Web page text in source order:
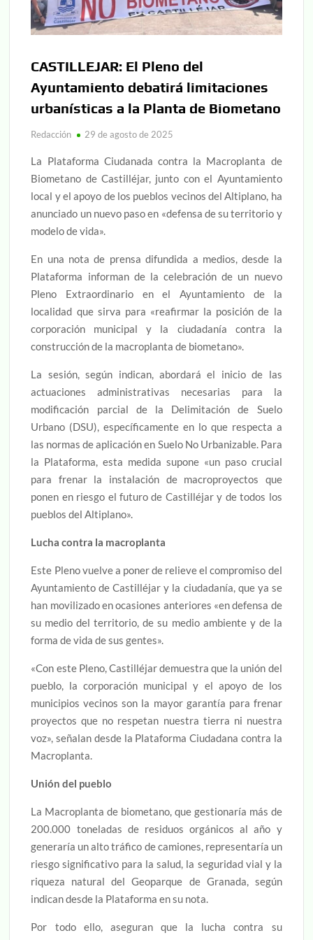
CASTILLEJAR: El Pleno del
Ayuntamiento debatirá limitaciones
urbanísticas a la Planta de Biometano
Redacción 29 de agosto de 2025
La Plataforma Ciudanada contra la Macroplanta de
Biometano de Castilléjar, junto con el Ayuntamiento
local y el apoyo de los pueblos vecinos del Altiplano, ha
anunciado un nuevo paso en «defensa de su territorio y
modelo de vida».
En una nota de prensa difundida a medios, desde la
Plataforma informan de la celebración de un nuevo
Pleno Extraordinario en el Ayuntamiento de la
localidad que sirva para «reafirmar la posición de la
corporación municipal y la ciudadanía contra la
construcción de la macroplanta de biometano».
La sesión, según indican, abordará el inicio de las
actuaciones administrativas necesarias para la
modificación parcial de la Delimitación de Suelo
Urbano (DSU), específicamente en lo que respecta a
las normas de aplicación en Suelo No Urbanizable. Para
la Plataforma, esta medida supone «un paso crucial
para frenar la instalación de macroproyectos que
ponen en riesgo el futuro de Castilléjar y de todos los
pueblos del Altiplano».
Lucha contra la macroplanta
Este Pleno vuelve a poner de relieve el compromiso del
Ayuntamiento de Castilléjar y la ciudadanía, que ya se
han movilizado en ocasiones anteriores «en defensa de
su medio del territorio, de su medio ambiente y de la
forma de vida de sus gentes».
«Con este Pleno, Castilléjar demuestra que la unión del
pueblo, la corporación municipal y el apoyo de los
municipios vecinos son la mayor garantía para frenar
proyectos que no respetan nuestra tierra ni nuestra
voz», señalan desde la Plataforma Ciudadana contra la
Macroplanta.
Unión del pueblo
La Macroplanta de biometano, que gestionaría más de
200.000 toneladas de residuos orgánicos al año y
generaría un alto tráfico de camiones, representaría un
riesgo significativo para la salud, la seguridad vial y la
riqueza natural del Geoparque de Granada, según
indican desde la Plataforma en su nota.
Por todo ello, aseguran que la lucha contra su